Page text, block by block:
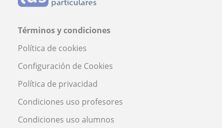
Términos y condiciones
Política de cookies
Configuración de Cookies
Política de privacidad
Condiciones uso profesores
Condiciones uso alumnos